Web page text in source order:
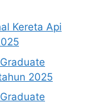
Kereta Api
2025